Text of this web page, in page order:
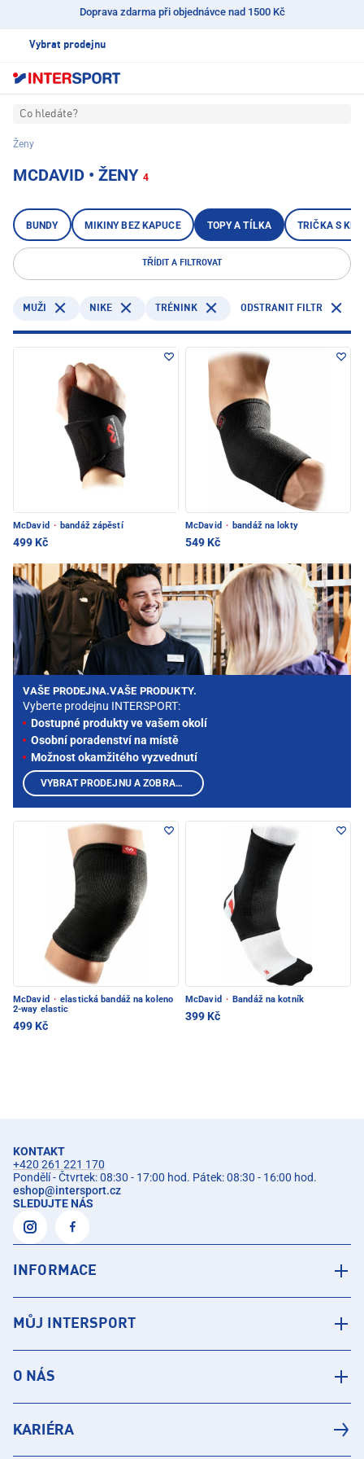
Doprava zdarma při objednávce nad 1500 Kč
Vybrat prodejnu
Co hledáte?
Ženy
MCDAVID • ŽENY 4
BUNDY MIKINY BEZ KAPUCE TOPY A TÍLKA TRIČKA S
TŘÍDIT A FILTROVAT
MUŽI NIKE TRÉNINK ODSTRANIT FILTR
McDavid · bandáž zápěstí
499 Kč
McDavid · bandáž na lokty
549 Kč
McDavid · elastická bandáž na koleno
2-way elastic
499 Kč
McDavid · Bandáž na kotník
399 Kč
VAŠE PRODEJNA.VAŠE PRODUKTY.
Vyberte prodejnu INTERSPORT:
Dostupné produkty ve vašem okolí
Osobní poradenství na místě
Možnost okamžitého vyzvednutí
VYBRAT PRODEJNU A ZOBRAZIT PRODUKTY
KONTAKT
+420 261 221 170
Pondělí - Čtvrtek: 08:30 - 17:00 hod. Pátek: 08:30 - 16:00 hod.
eshop@intersport.cz
SLEDUJTE NÁS
INFORMACE
MŮJ INTERSPORT
O NÁS
KARIÉRA